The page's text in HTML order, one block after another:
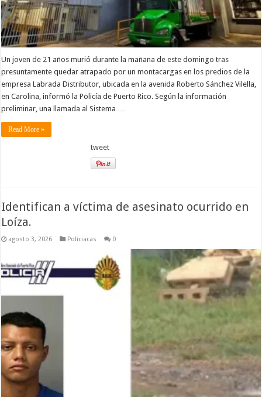
Un joven de 21 años murió durante la mañana de este domingo tras
presuntamente quedar atrapado por un montacargas en los predios de la
empresa Labrada Distributor, ubicada en la avenida Roberto Sánchez Vilella,
en Carolina, informó la Policía de Puerto Rico. Según la información
preliminar, una llamada al Sistema …
Read More »
tweet
Identifican a víctima de asesinato ocurrido en
Loíza.
agosto 3, 2026 Policiacas 0